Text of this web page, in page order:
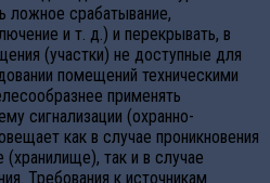
ложное срабатывание,
и т. д.) и перекрывать, в
(участки) не доступные для
помещений техническими
применять
сигнализации (охранно-
как в случае проникновения
так и в случае
Требования к источникам